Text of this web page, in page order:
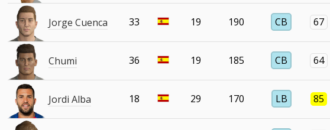
Jorge Cuenca 33 19 190 CB 67
Chumi 36 19 185 CB 64
Jordi Alba 18 29 170 LB 85